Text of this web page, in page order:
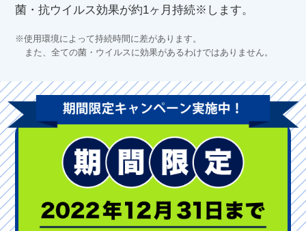
菌・抗ウイルス効果が約1ヶ月持続※します。
※使用環境によって持続時間に差があります。
また、全ての菌・ウイルスに効果があるわけではありません。